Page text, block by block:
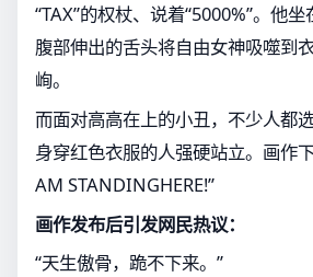
“TAX”的权杖、说着“5000%”。他坐
腹部伸出的舌头将自由女神吸噬到
峋。
而面对高高在上的小丑，不少人都
身穿红色衣服的人强硬站立。画作
AM STANDINGHERE!”
画作发布后引发网民热议：
“天生傲骨，跪不下来。”